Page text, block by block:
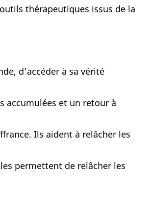
thérapeutiques issus de la
d’accéder à sa vérité
accumulées et un retour à
Ils aident à relâcher les
permettent de relâcher les